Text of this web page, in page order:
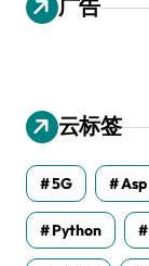
广告
云标签
5G Asp
Python